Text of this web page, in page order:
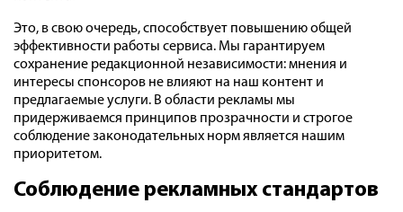
Это, в свою очередь, способствует повышению общей
эффективности работы сервиса. Мы гарантируем
сохранение редакционной независимости: мнения и
интересы спонсоров не влияют на наш контент и
предлагаемые услуги. В области рекламы мы
придерживаемся принципов прозрачности и строгое
соблюдение законодательных норм является нашим
приоритетом.
Соблюдение рекламных стандартов